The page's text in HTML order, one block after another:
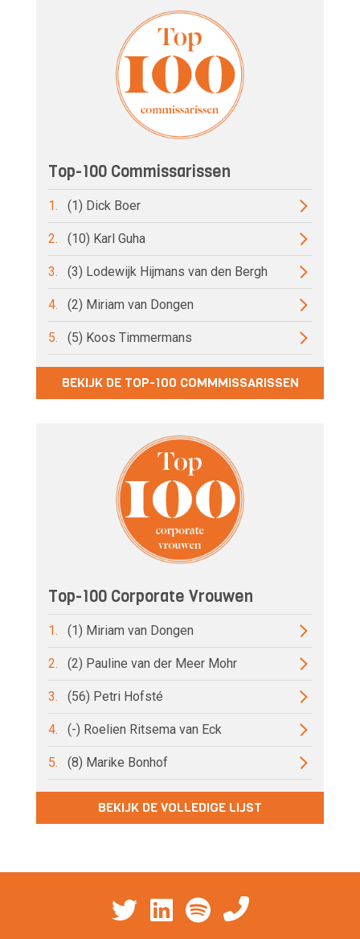
Top-100 Commissarissen
1. (1) Dick Boer
2. (10) Karl Guha
3. (3) Lodewijk Hijmans van den Bergh
4. (2) Miriam van Dongen
5. (5) Koos Timmermans
BEKIJK DE TOP-100 COMMMISSARISSEN
Top-100 Corporate Vrouwen
1. (1) Miriam van Dongen
2. (2) Pauline van der Meer Mohr
3. (56) Petri Hofsté
4. (-) Roelien Ritsema van Eck
5. (8) Marike Bonhof
BEKIJK DE VOLLEDIGE LIJST